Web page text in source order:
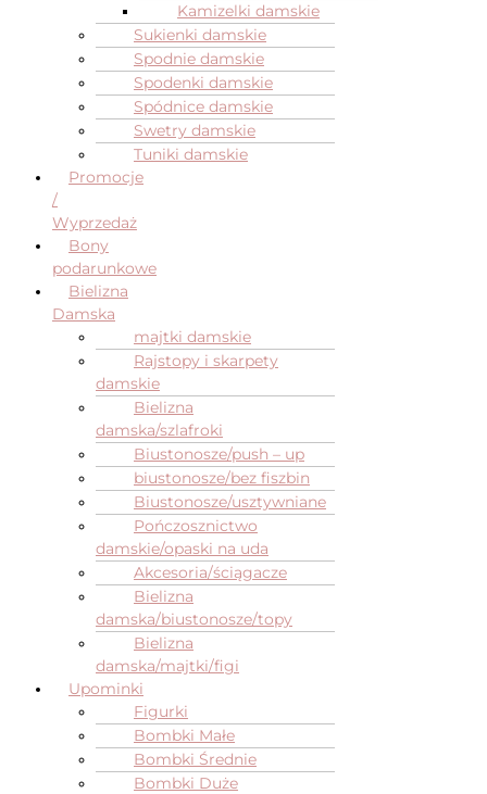
Kamizelki damskie
Sukienki damskie
Spodnie damskie
Spodenki damskie
Spódnice damskie
Swetry damskie
Tuniki damskie
Promocje
/
Wyprzedaż
Bony
podarunkowe
Bielizna
Damska
majtki damskie
Rajstopy i skarpety
damskie
Bielizna
damska/szlafroki
Biustonosze/push – up
biustonosze/bez fiszbin
Biustonosze/usztywniane
Pończosznictwo
damskie/opaski na uda
Akcesoria/ściągacze
Bielizna
damska/biustonosze/topy
Bielizna
damska/majtki/figi
Upominki
Figurki
Bombki Małe
Bombki Średnie
Bombki Duże